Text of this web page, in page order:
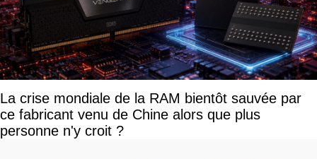
La crise mondiale de la RAM bientôt sauvée par
ce fabricant venu de Chine alors que plus
personne n'y croit ?